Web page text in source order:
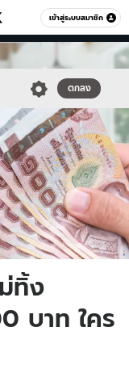
เข้าสู่ระบบสมาชิก
หมวดอื่นๆ
ตกลง
ทิ้ง
บาท ใคร